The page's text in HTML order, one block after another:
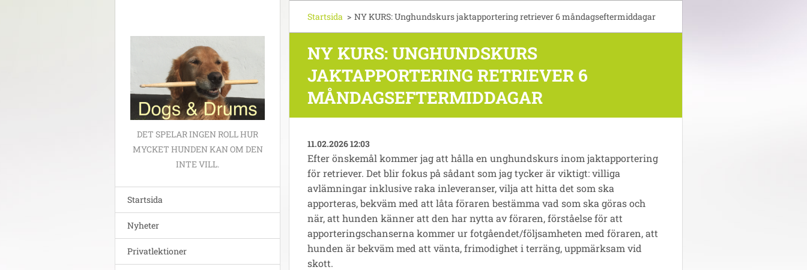
DET SPELAR INGEN ROLL HUR
MYCKET HUNDEN KAN OM DEN
INTE VILL.
Startsida
Nyheter
Privatlektioner
Startsida > NY KURS: Unghundskurs jaktapportering retriever 6 måndagseftermiddagar
NY KURS: UNGHUNDSKURS
JAKTAPPORTERING RETRIEVER 6
MÅNDAGSEFTERMIDDAGAR
11.02.2026 12:03
Efter önskemål kommer jag att hålla en unghundskurs inom jaktapportering
för retriever. Det blir fokus på sådant som jag tycker är viktigt: villiga
avlämningar inklusive raka inleveranser, vilja att hitta det som ska
apporteras, bekväm med att låta föraren bestämma vad som ska göras och
när, att hunden känner att den har nytta av föraren, förståelse för att
apporteringschanserna kommer ur fotgåendet/följsamheten med föraren, att
hunden är bekväm med att vänta, frimodighet i terräng, uppmärksam vid
skott.